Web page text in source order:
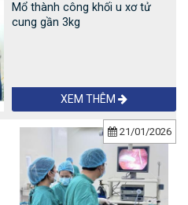
Mổ thành công khối u xơ tử
cung gần 3kg
XEM THÊM
21/01/2026